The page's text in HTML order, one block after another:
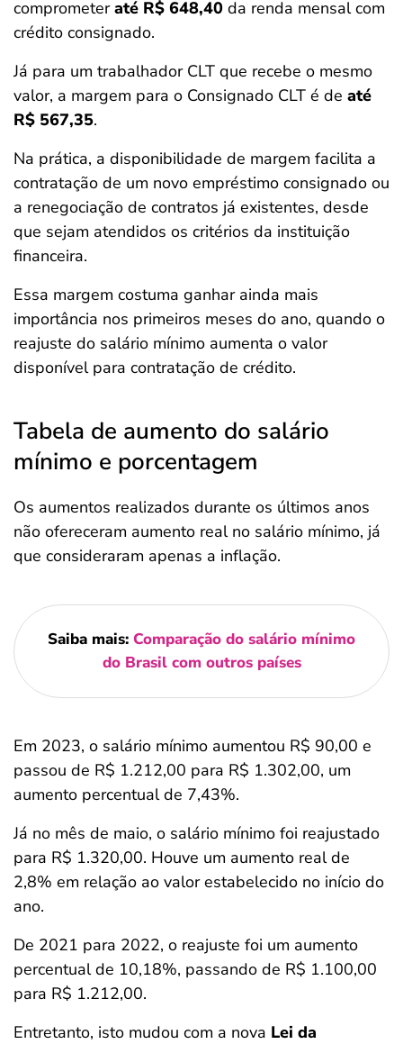
comprometeraté R$ 648,40 da renda mensal com
crédito consignado.
Já para um trabalhador CLT que recebe o mesmo
valor, a margem para o Consignado CLT é de até
R$ 567,35.
Na prática, a disponibilidade de margem facilita a
contratação de um novo empréstimo consignado ou
a renegociação de contratos já existentes, desde
que sejam atendidos os critérios da instituição
financeira.
Essa margem costuma ganhar ainda mais
importância nos primeiros meses do ano, quando o
reajuste do salário mínimo aumenta o valor
disponível para contratação de crédito.
Tabela de aumento do salário
mínimo e porcentagem
Os aumentos realizados durante os últimos anos
não ofereceram aumento real no salário mínimo, já
que consideraram apenas a inflação.
Saiba mais: Comparação do salário mínimo
do Brasil com outros países
Em 2023, o salário mínimo aumentou R$ 90,00 e
passou de R$ 1.212,00 para R$ 1.302,00, um
aumento percentual de 7,43%.
Já no mês de maio, o salário mínimo foi reajustado
para R$ 1.320,00. Houve um aumento real de
2,8% em relação ao valor estabelecido no início do
ano.
De 2021 para 2022, o reajuste foi um aumento
percentual de 10,18%, passando de R$ 1.100,00
para R$ 1.212,00.
Entretanto, isto mudou com a nova Lei da